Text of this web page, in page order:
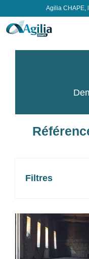
Agilia CHAPE,
Filtres